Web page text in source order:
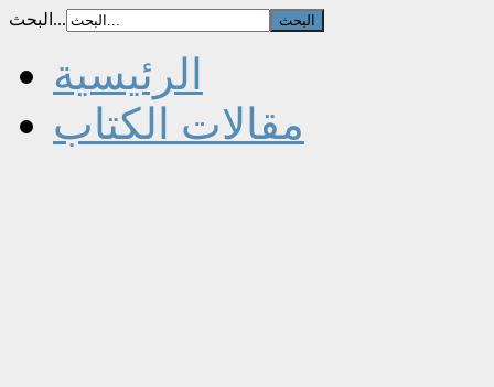
البحث...
الرئيسية
مقالات الكتاب